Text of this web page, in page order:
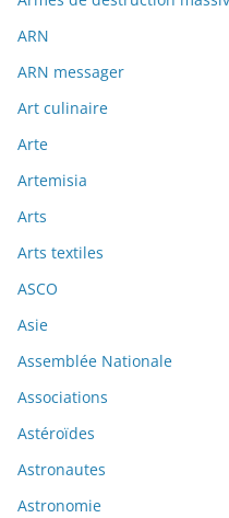
ARN
ARN messager
Art culinaire
Arte
Artemisia
Arts
Arts textiles
ASCO
Asie
Assemblée Nationale
Associations
Astéroïdes
Astronautes
Astronomie